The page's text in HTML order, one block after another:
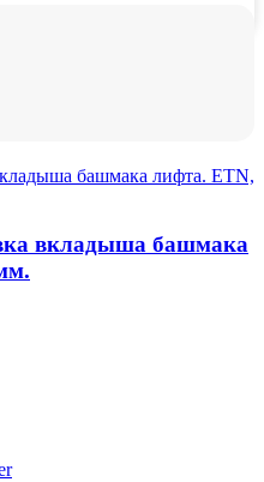
вкладыша башмака